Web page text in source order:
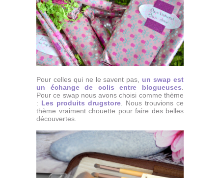
Pour celles qui ne le savent pas, un swap est
un échange de colis entre blogueuses.
Pour ce swap nous avons choisi comme thème
: Les produits drugstore. Nous trouvions ce
thème vraiment chouette pour faire des belles
découvertes.